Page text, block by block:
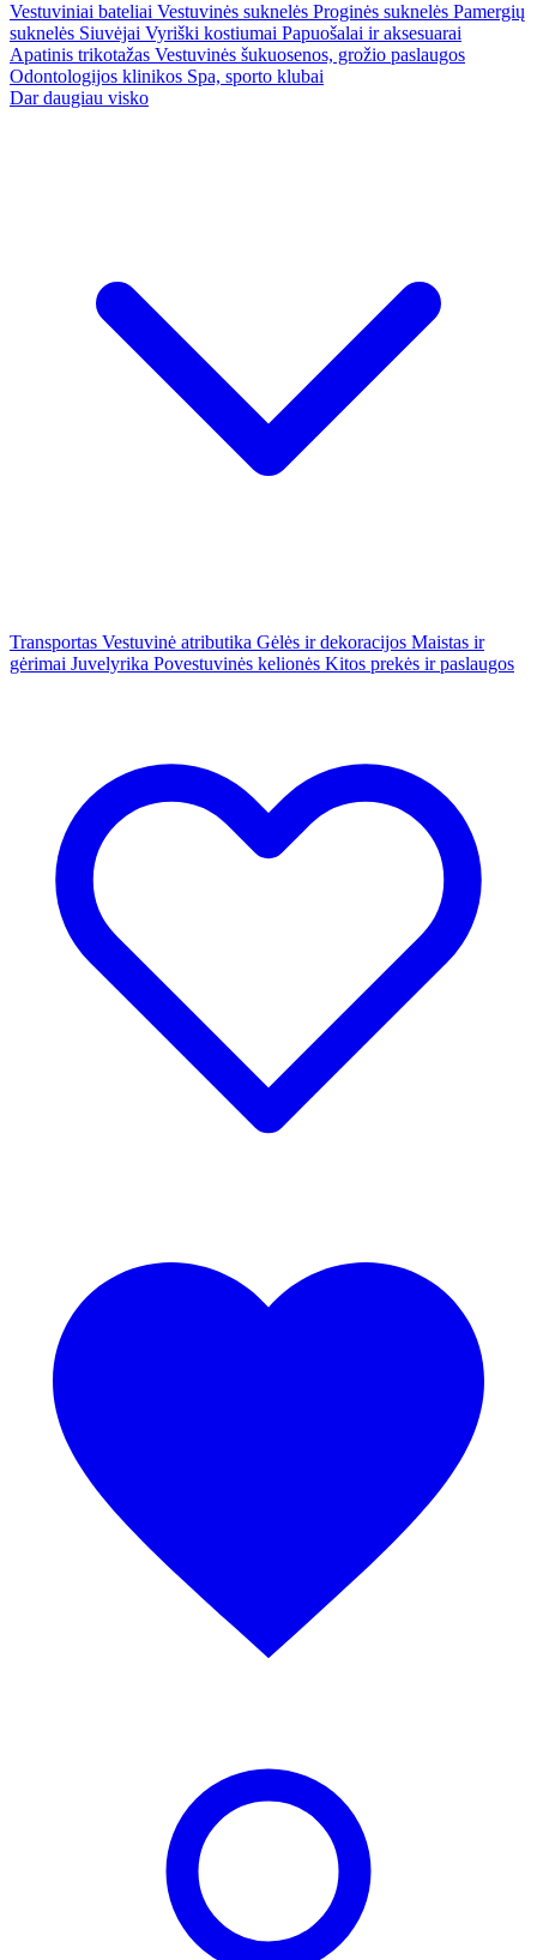
Vestuviniai bateliai Vestuvinės suknelės Proginės suknelės Pamergių
suknelės Siuvėjai Vyriški kostiumai Papuošalai ir aksesuarai
Apatinis trikotažas Vestuvinės šukuosenos, grožio paslaugos
Odontologijos klinikos Spa, sporto klubai
Dar daugiau visko
Transportas Vestuvinė atributika Gėlės ir dekoracijos Maistas ir
gėrimai Juvelyrika Povestuvinės kelionės Kitos prekės ir paslaugos